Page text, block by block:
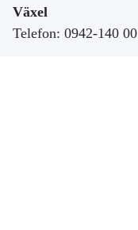
Växel
Telefon: 0942-140 00